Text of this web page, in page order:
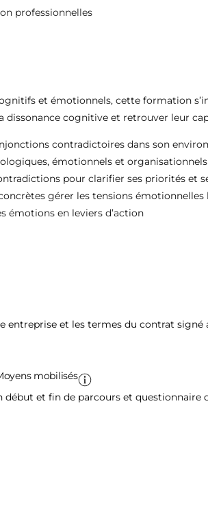
professionnelles
et émotionnels, cette formation
dissonance cognitive et retrouver leur
contradictoires dans son
émotionnels et
pour clarifier ses priorités et
gérer les tensions émotionnelles
émotions en leviers d’action
entreprise et les termes du contrat signé
mobilisés
et fin de parcours et questionnaire